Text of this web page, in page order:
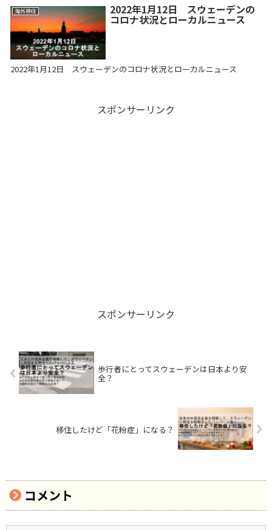
海外移住 2022年1月12日 スウェーデンの
コロナ状況とローカルニュース
2022年1月12日 スウェーデンのコロナ状況とローカルニュース
スポンサーリンク
スポンサーリンク
歩行者にとってスウェーデンは日本より安
全？
移住したけど「花粉症」になる？
コメント